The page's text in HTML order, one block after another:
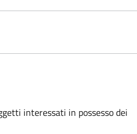
interessati in possesso dei